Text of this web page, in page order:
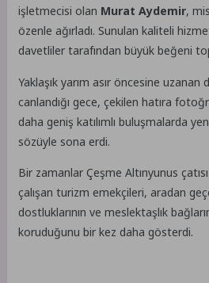
işletmecisi olan Murat Aydemir,
özenle ağırladı. Sunulan kaliteli
davetliler tarafından büyük beğeni
Yaklaşık yarım asır öncesine uzanan
canlandığı gece, çekilen hatıra
daha geniş katılımlı buluşmalarda
sözüyle sona erdi.
Bir zamanlar Çeşme Altınyunus
çalışan turizm emekçileri, aradan
dostluklarının ve meslektaşlık
koruduğunu bir kez daha gösterdi.